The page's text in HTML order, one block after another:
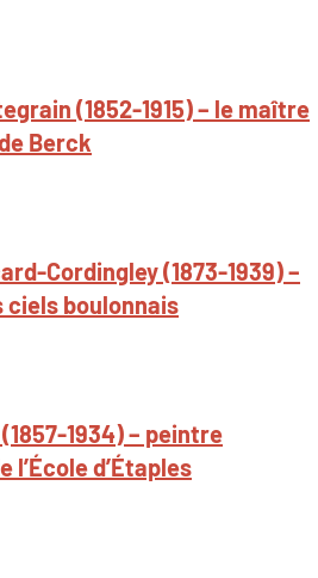
(1852-1915) – le maître
Berck
Cordingley (1873-1939) –
ciels boulonnais
1934) – peintre
l’École d’Étaples